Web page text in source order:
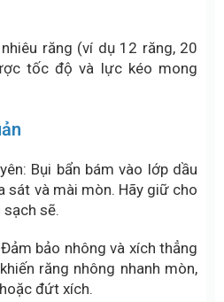
răng (ví dụ 12 răng, 20
tốc độ và lực kéo mong
Bụi bẩn bám vào lớp dầu
sát và mài mòn. Hãy giữ cho
sạch sẽ.
bảo nhông và xích thẳng
răng nhông nhanh mòn,
đứt xích.